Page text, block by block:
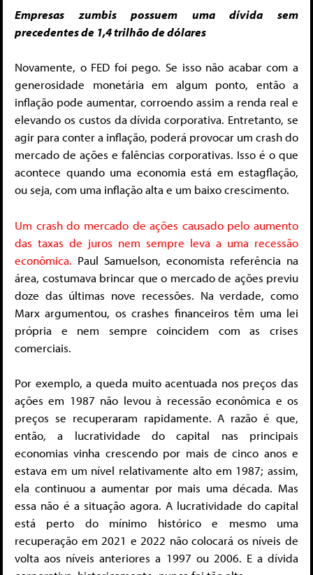
Empresas zumbis possuem uma dívida sem
precedentes de 1,4 trilhão de dólares
Novamente, o FED foi pego. Se isso não acabar com a
generosidade monetária em algum ponto, então a
inflação pode aumentar, corroendo assim a renda real e
elevando os custos da dívida corporativa. Entretanto, se
agir para conter a inflação, poderá provocar um crash do
mercado de ações e falências corporativas. Isso é o que
acontece quando uma economia está em estagflação,
ou seja, com uma inflação alta e um baixo crescimento.
Um crash do mercado de ações causado pelo aumento
das taxas de juros nem sempre leva a uma recessão
econômica. Paul Samuelson, economista referência na
área, costumava brincar que o mercado de ações previu
doze das últimas nove recessões. Na verdade, como
Marx argumentou, os crashes financeiros têm uma lei
própria e nem sempre coincidem com as crises
comerciais.
Por exemplo, a queda muito acentuada nos preços das
ações em 1987 não levou à recessão econômica e os
preços se recuperaram rapidamente. A razão é que,
então, a lucratividade do capital nas principais
economias vinha crescendo por mais de cinco anos e
estava em um nível relativamente alto em 1987; assim,
ela continuou a aumentar por mais uma década. Mas
essa não é a situação agora. A lucratividade do capital
está perto do mínimo histórico e mesmo uma
recuperação em 2021 e 2022 não colocará os níveis de
volta aos níveis anteriores a 1997 ou 2006. E a dívida